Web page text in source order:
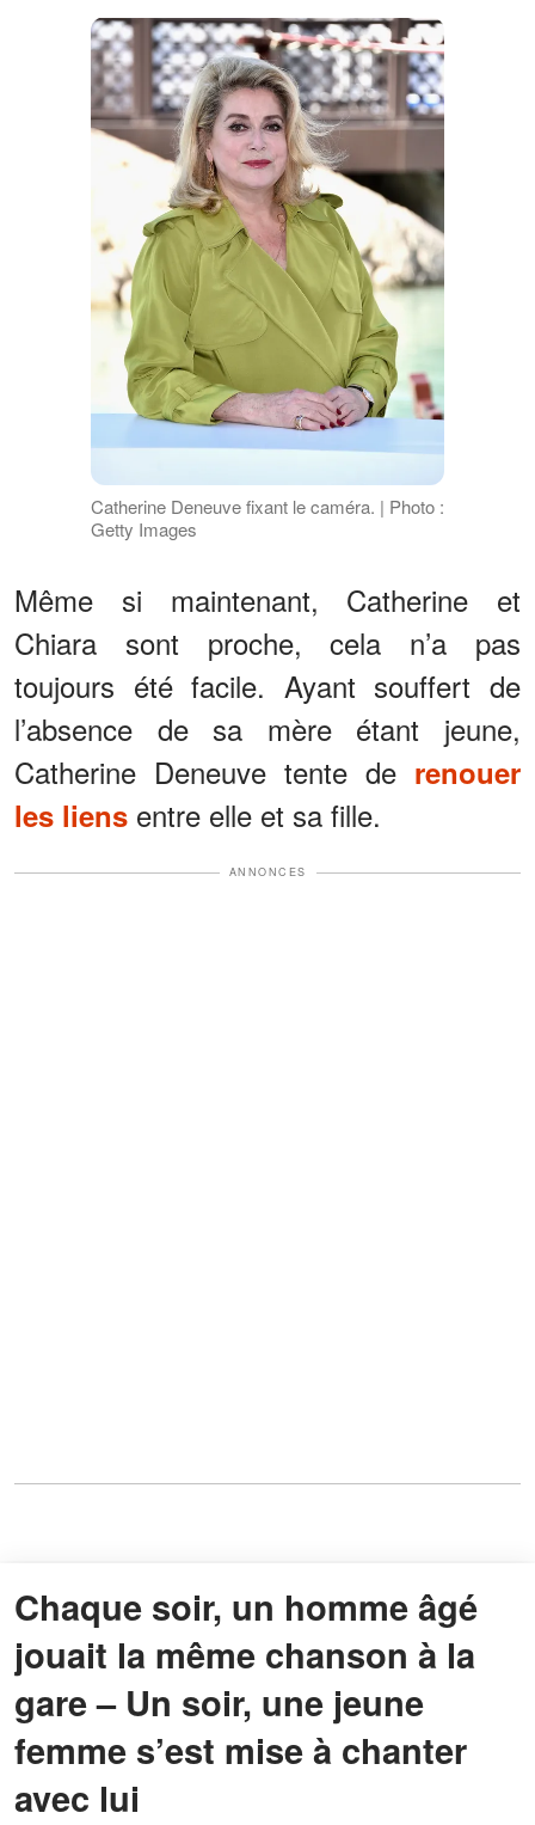
Catherine Deneuve fixant le caméra. | Photo :
Getty Images
Même si maintenant, Catherine et
Chiara sont proche, cela n’a pas
toujours été facile. Ayant souffert de
l’absence de sa mère étant jeune,
Catherine Deneuve tente de renouer
les liens entre elle et sa fille.
ANNONCES
Chaque soir, un homme âgé
jouait la même chanson à la
gare – Un soir, une jeune
femme s’est mise à chanter
avec lui